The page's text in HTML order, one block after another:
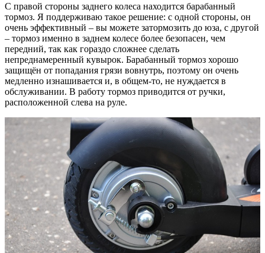
С правой стороны заднего колеса находится барабанный
тормоз. Я поддерживаю такое решение: с одной стороны, он
очень эффективный – вы можете затормозить до юза, с другой
– тормоз именно в заднем колесе более безопасен, чем
передний, так как гораздо сложнее сделать
непреднамеренный кувырок. Барабанный тормоз хорошо
защищён от попадания грязи вовнутрь, поэтому он очень
медленно изнашивается и, в общем-то, не нуждается в
обслуживании. В работу тормоз приводится от ручки,
расположенной слева на руле.